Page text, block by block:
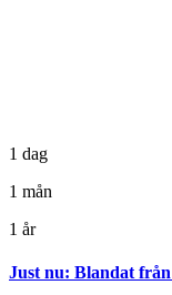
1 dag
1 mån
1 år
Just nu: Blandat